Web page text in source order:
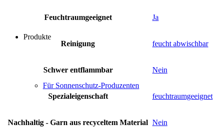
Produkte
Für Sonnenschutz-Produzenten
Feuchtraumgeeignet Ja
Reinigung feucht abwischbar
Schwer entflammbar Nein
Spezialeigenschaft feuchtraumgeeignet
Nachhaltig - Garn aus recyceltem Material Nein